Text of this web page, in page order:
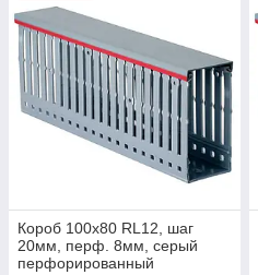
Короб 100х80 RL12, шаг
20мм, перф. 8мм, серый
перфорированный